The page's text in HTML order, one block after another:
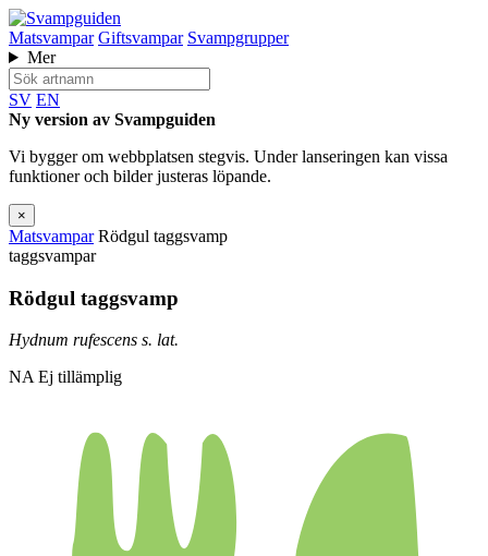
Matsvampar Giftsvampar Svampgrupper
Mer
SV EN
Ny version av Svampguiden
Vi bygger om webbplatsen stegvis. Under lanseringen kan vissa
funktioner och bilder justeras löpande.
×
Matsvampar Rödgul taggsvamp
taggsvampar
Rödgul taggsvamp
Hydnum rufescens s. lat.
NA Ej tillämplig